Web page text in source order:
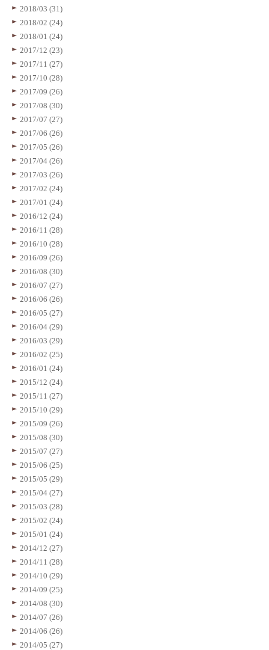
2018/03 (31)
2018/02 (24)
2018/01 (24)
2017/12 (23)
2017/11 (27)
2017/10 (28)
2017/09 (26)
2017/08 (30)
2017/07 (27)
2017/06 (26)
2017/05 (26)
2017/04 (26)
2017/03 (26)
2017/02 (24)
2017/01 (24)
2016/12 (24)
2016/11 (28)
2016/10 (28)
2016/09 (26)
2016/08 (30)
2016/07 (27)
2016/06 (26)
2016/05 (27)
2016/04 (29)
2016/03 (29)
2016/02 (25)
2016/01 (24)
2015/12 (24)
2015/11 (27)
2015/10 (29)
2015/09 (26)
2015/08 (30)
2015/07 (27)
2015/06 (25)
2015/05 (29)
2015/04 (27)
2015/03 (28)
2015/02 (24)
2015/01 (24)
2014/12 (27)
2014/11 (28)
2014/10 (29)
2014/09 (25)
2014/08 (30)
2014/07 (26)
2014/06 (26)
2014/05 (27)